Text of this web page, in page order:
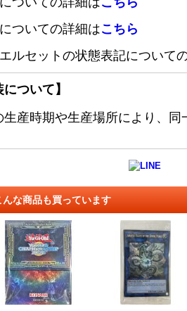
ついての詳細はこちら
ルセットの状態表記について
ついて】
産時期や生産場所により、
な商品も買っています